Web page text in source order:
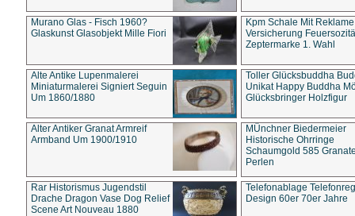
Murano Glas - Fisch 1960?
Glaskunst Glasobjekt Mille Fiori
Kpm Schale Mit Reklame
Versicherung
Zeptermarke 1. Wahl
Alte Antike Lupenmalerei
Miniaturmalerei Signiert Seguin
Um 1860/1880
Toller Glücksbuddha
Unikat Happy Buddha
Glücksbringer Holzfigur
Alter Antiker Granat Armreif
Armband Um 1900/1910
MÜnchner Biedermeier
Historische Ohrringe
Schaumgold 585
Perlen
Rar Historismus Jugendstil
Drache Dragon Vase Dog Relief
Scene Art Nouveau 1880
Telefonablage
Design 60er 70er Jahre